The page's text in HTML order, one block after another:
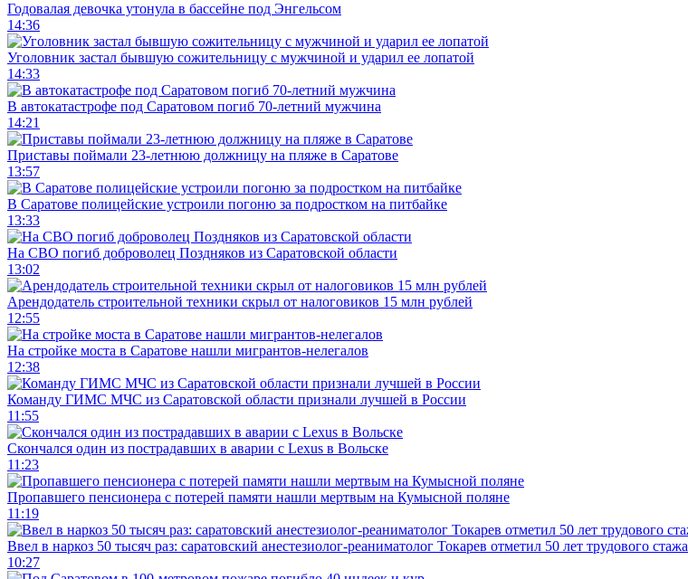
Годовалая девочка утонула в бассейне под Энгельсом
14:36
Уголовник застал бывшую сожительницу с мужчиной и ударил ее лопатой
14:33
В автокатастрофе под Саратовом погиб 70-летний мужчина
14:21
Приставы поймали 23-летнюю должницу на пляже в Саратове
13:57
В Саратове полицейские устроили погоню за подростком на питбайке
13:33
На СВО погиб доброволец Поздняков из Саратовской области
13:02
Арендодатель строительной техники скрыл от налоговиков 15 млн рублей
12:55
На стройке моста в Саратове нашли мигрантов-нелегалов
12:38
Команду ГИМС МЧС из Саратовской области признали лучшей в России
11:55
Скончался один из пострадавших в аварии c Lexus в Вольске
11:23
Пропавшего пенсионера с потерей памяти нашли мертвым на Кумысной поляне
11:19
Ввел в наркоз 50 тысяч раз: саратовский анестезиолог-реаниматолог Токарев отметил 50 лет трудового стажа
10:27